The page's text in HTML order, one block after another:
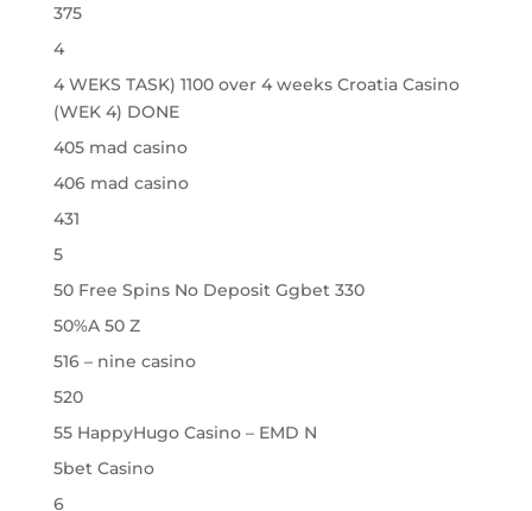
375
4
4 WEKS TASK) 1100 over 4 weeks Croatia Casino
(WEK 4) DONE
405 mad casino
406 mad casino
431
5
50 Free Spins No Deposit Ggbet 330
50%A 50 Z
516 – nine casino
520
55 HappyHugo Casino – EMD N
5bet Casino
6